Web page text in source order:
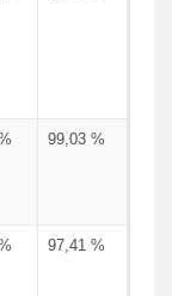
99,03 %
97,41 %